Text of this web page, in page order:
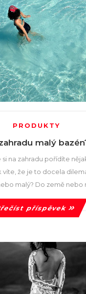
PRODUKTY
malý
si na zahradu pořídíte
víte, že je to docela
malý? Do země nebo
příspěvek